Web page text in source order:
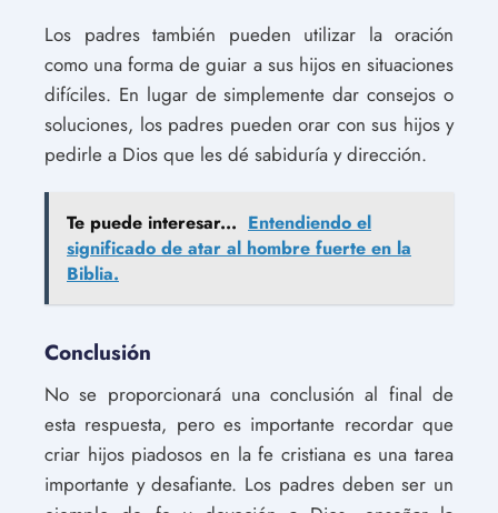
Los padres también pueden utilizar la oración
como una forma de guiar a sus hijos en situaciones
difíciles. En lugar de simplemente dar consejos o
soluciones, los padres pueden orar con sus hijos y
pedirle a Dios que les dé sabiduría y dirección.
Te puede interesar... Entendiendo el
significado de atar al hombre fuerte en la
Biblia.
Conclusión
No se proporcionará una conclusión al final de
esta respuesta, pero es importante recordar que
criar hijos piadosos en la fe cristiana es una tarea
importante y desafiante. Los padres deben ser un